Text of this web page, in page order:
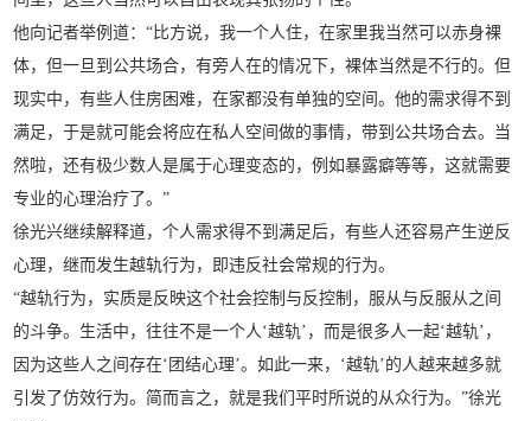
他向记者举例道：“比方说，我一个人住，在家里我当然可以赤身裸
体，但一旦到公共场合，有旁人在的情况下，裸体当然是不行的。但
现实中，有些人住房困难，在家都没有单独的空间。他的需求得不到
满足，于是就可能会将应在私人空间做的事情，带到公共场合去。当
然啦，还有极少数人是属于心理变态的，例如暴露癖等等，这就需要
专业的心理治疗了。”
徐光兴继续解释道，个人需求得不到满足后，有些人还容易产生逆反
心理，继而发生越轨行为，即违反社会常规的行为。
“越轨行为，实质是反映这个社会控制与反控制，服从与反服从之间
的斗争。生活中，往往不是一个人‘越轨’，而是很多人一起‘越轨’，
因为这些人之间存在‘团结心理’。如此一来，‘越轨’的人越来越多就
引发了仿效行为。简而言之，就是我们平时所说的从众行为。”徐光